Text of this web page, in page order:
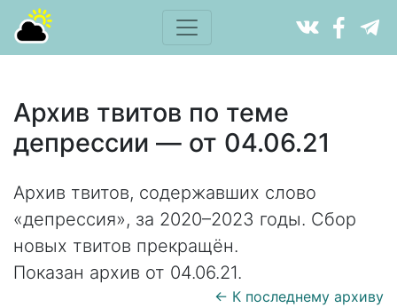
Архив твитов по теме
депрессии — от 04.06.21
Архив твитов, содержавших слово
«депрессия», за 2020–2023 годы. Сбор
новых твитов прекращён.
Показан архив от 04.06.21.
← К последнему архиву